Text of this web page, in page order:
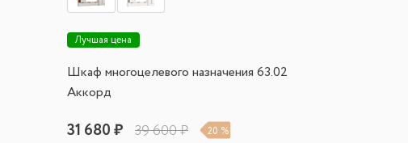
Лучшая цена
Шкаф многоцелевого назначения 63.02
Аккорд
31 680 ₽ 39 600 ₽ 20 %